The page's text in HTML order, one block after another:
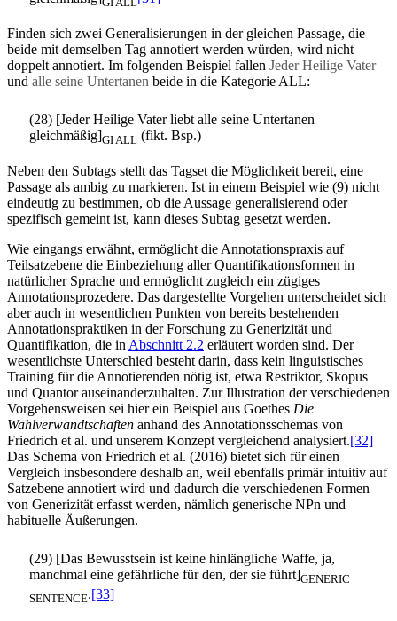
Finden sich zwei Generalisierungen in der gleichen Passage, die
beide mit demselben Tag annotiert werden würden, wird nicht
doppelt annotiert. Im folgenden Beispiel fallen Jeder Heilige Vater
und alle seine Untertanen beide in die Kategorie ALL:
(28) [Jeder Heilige Vater liebt alle seine Untertanen
gleichmäßig]GI ALL (fikt. Bsp.)
Neben den Subtags stellt das Tagset die Möglichkeit bereit, eine
Passage als ambig zu markieren. Ist in einem Beispiel wie (9) nicht
eindeutig zu bestimmen, ob die Aussage generalisierend oder
spezifisch gemeint ist, kann dieses Subtag gesetzt werden.
Wie eingangs erwähnt, ermöglicht die Annotationspraxis auf
Teilsatzebene die Einbeziehung aller Quantifikationsformen in
natürlicher Sprache und ermöglicht zugleich ein zügiges
Annotationsprozedere. Das dargestellte Vorgehen unterscheidet sich
aber auch in wesentlichen Punkten von bereits bestehenden
Annotationspraktiken in der Forschung zu Generizität und
Quantifikation, die in Abschnitt 2.2 erläutert worden sind. Der
wesentlichste Unterschied besteht darin, dass kein linguistisches
Training für die Annotierenden nötig ist, etwa Restriktor, Skopus
und Quantor auseinanderzuhalten. Zur Illustration der verschiedenen
Vorgehensweisen sei hier ein Beispiel aus Goethes Die
Wahlverwandtschaften anhand des Annotationsschemas von
Friedrich et al. und unserem Konzept vergleichend analysiert.[32]
Das Schema von Friedrich et al. (2016) bietet sich für einen
Vergleich insbesondere deshalb an, weil ebenfalls primär intuitiv auf
Satzebene annotiert wird und dadurch die verschiedenen Formen
von Generizität erfasst werden, nämlich generische NPn und
habituelle Äußerungen.
(29) [Das Bewusstsein ist keine hinlängliche Waffe, ja,
manchmal eine gefährliche für den, der sie führt]GENERIC
SENTENCE.[33]